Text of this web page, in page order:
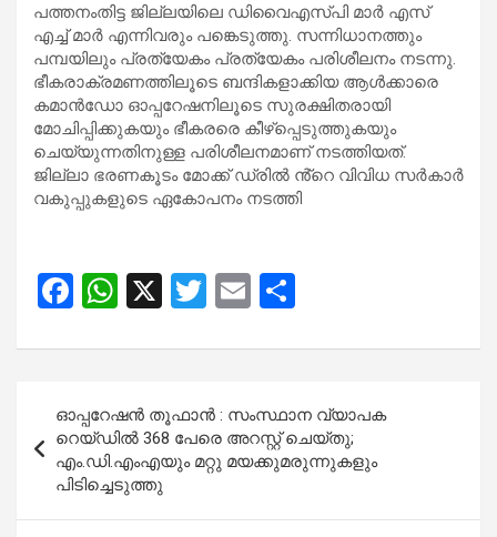
പത്തനംതിട്ട ജില്ലയിലെ ഡിവൈഎസ്പി മാർ എസ്
എച്ച് മാർ എന്നിവരും പങ്കെടുത്തു. സന്നിധാനത്തും
പമ്പയിലും പ്രത്യേകം പ്രത്യേകം പരിശീലനം നടന്നു.
ഭീകരാക്രമണത്തിലൂടെ ബന്ദികളാക്കിയ ആൾക്കാരെ
കമാൻഡോ ഓപ്പറേഷനിലൂടെ സുരക്ഷിതരായി
മോചിപ്പിക്കുകയും ഭീകരരെ കീഴ്പ്പെടുത്തുകയും
ചെയ്യുന്നതിനുള്ള പരിശീലനമാണ് നടത്തിയത്.
ജില്ലാ ഭരണകൂടം മോക്ക് ഡ്രിൽ ൻ്റെ വിവിധ സർകാർ
വകുപ്പുകളുടെ ഏകോപനം നടത്തി
F
ce
o
o
k
W
at
A
p
p
X
T
tt
er
E
ail ar
navigation
ഓപ്പറേഷൻ തൂഫാൻ : സംസ്ഥാന വ്യാപക
റെയ്ഡിൽ 368 പേരെ അറസ്റ്റ് ചെയ്തു;
എം.ഡി.എംഎയും മറ്റു മയക്കുമരുന്നുകളും
പിടിച്ചെടുത്തു